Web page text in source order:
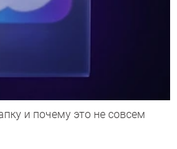
и почему это не совсем